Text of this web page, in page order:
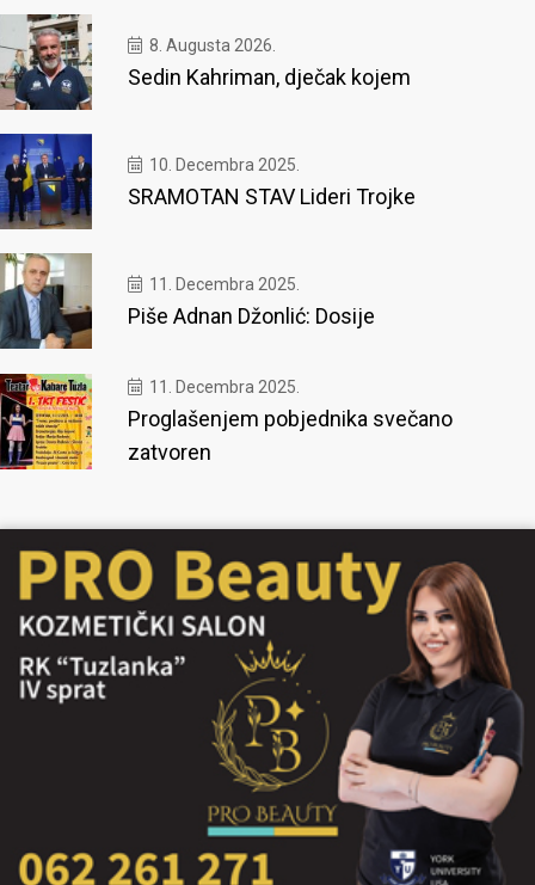
8. Augusta 2026.
Sedin Kahriman, dječak kojem
10. Decembra 2025.
SRAMOTAN STAV Lideri Trojke
11. Decembra 2025.
Piše Adnan Džonlić: Dosije
11. Decembra 2025.
Proglašenjem pobjednika svečano
zatvoren